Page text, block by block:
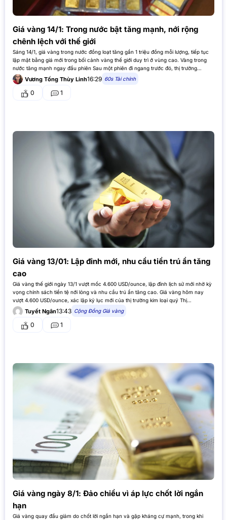
Giá vàng 14/1: Trong nước bật tăng mạnh, nới rộng
chênh lệch với thế giới
Sáng 14/1, giá vàng trong nước đồng loạt tăng gần 1 triệu đồng mỗi lượng, tiếp tục
lập mặt bằng giá mới trong bối cảnh vàng thế giới duy trì ở vùng cao. Vàng trong
nước tăng mạnh ngay đầu phiên Sau một phiên đi ngang trước đó, thị trường…
Vương Tống Thùy Linh16:29 60s Tài chính
0 1
Giá vàng 13/01: Lập đỉnh mới, nhu cầu tiền trú ẩn tăng
cao
Giá vàng thế giới ngày 13/1 vượt mốc 4.600 USD/ounce, lập đỉnh lịch sử mới nhờ kỳ
vọng chính sách tiền tệ nới lỏng và nhu cầu trú ẩn tăng cao. Giá vàng hôm nay
vượt 4.600 USD/ounce, xác lập kỷ lục mới của thị trường kim loại quý Thị…
Tuyết Ngân13:43 Cộng Đồng Giá vàng
0 1
Giá vàng ngày 8/1: Đảo chiều vì áp lực chốt lời ngắn
hạn
Giá vàng quay đầu giảm do chốt lời ngắn hạn và gặp kháng cự mạnh, trong khi